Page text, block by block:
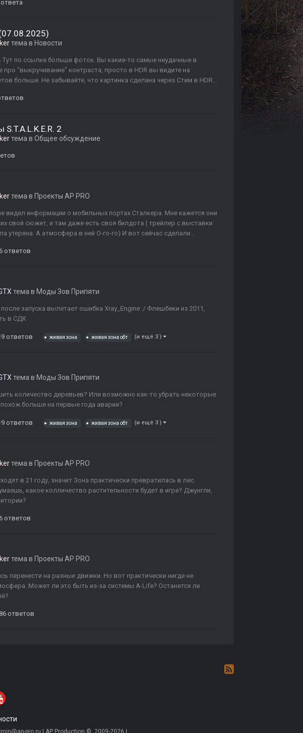
(07.08.2025)
тема в Новости
Тут по ссылке больше фоток. Вы какие-то самые неудачные в
про "выкручивание" контраста, просто в HDR вы видите на
больше. Не забывайте, что картинка сделана через Стим в HDR...
2
тема в Общее обсуждение
тема в Проекты AP PRO
видел информации о мобильных портах Сталкера. Мне кажется они
свой сюжет, и там даже есть своя билдота ( трейлер с выставки
утеряна. А атмосфера в ней О-го-го) И вот сейчас сделали...
ответов
тема в Моды Зов Припяти
запуска вылетает ошибка Xray_Engine :/ Флешбеки из 2011,
в СДК
ответов живая зона живая зона обт (и ещё 3 )
тема в Моды Зов Припяти
количество деревьев? Или возможно как-то убрать некоторые
больше на первые года аварии?
ответов живая зона живая зона обт (и ещё 3 )
тема в Проекты AP PRO
в 21 году, значит Зона практически превратилась в лес.
какое колличество растительности будет в игре? Джунгли,
ответов
тема в Проекты AP PRO
перенести на разные движки. Но вот практически нигде не
Может ли это быть из-за системы A-Life? Останется ли
ответов
pro.ru | AP Production ©, 2009-2026 |